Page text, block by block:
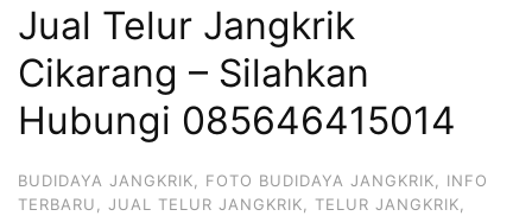
Jual Telur Jangkrik
Cikarang – Silahkan
Hubungi 085646415014
BUDIDAYA JANGKRIK FOTO BUDIDAYA JANGKRIK
INFO
TERBARU
JUAL TELUR JANGKRIK TELUR JANGKRIK